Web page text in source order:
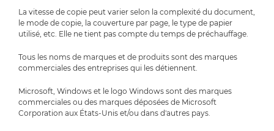
La vitesse de copie peut varier selon la complexité du document,
le mode de copie, la couverture par page, le type de papier
utilisé, etc. Elle ne tient pas compte du temps de préchauffage.
Tous les noms de marques et de produits sont des marques
commerciales des entreprises qui les détiennent.
Microsoft, Windows et le logo Windows sont des marques
commerciales ou des marques déposées de Microsoft
Corporation aux États-Unis et/ou dans d'autres pays.